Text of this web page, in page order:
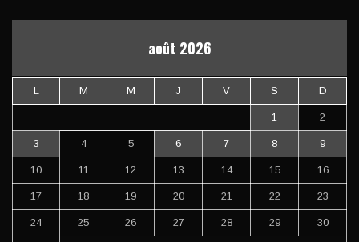
août 2026
L M M J V S D
1 2
3 4 5 6 7 8 9
10 11 12 13 14 15 16
17 18 19 20 21 22 23
24 25 26 27 28 29 30